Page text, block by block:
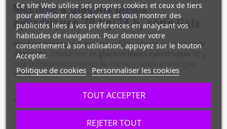
Machine à glaçons pleins
cylindriques 70 kg/24 h, série Gala
Machine à glaçons à injection,d'une grande production de
70 kg/24 h.
durée.
de stockage de 35 kg.
corps immergé pour éviter le risque de panne.
Ce site Web utilise ses propres cookies et ceux de tiers
pour améliorer nos services et vous montrer des
publicités liées à vos préférences en analysant vos
habitudes de navigation. Pour donner votre
consentement à son utilisation, appuyez sur le bouton
Accepter.
Politique de cookies Personnaliser les cookies
REJETER TOUT
TOUT ACCEPTER